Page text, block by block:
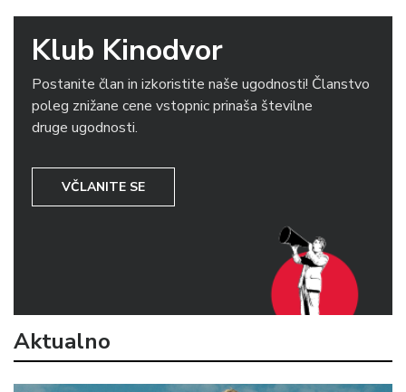
Klub Kinodvor
Postanite član in izkoristite naše ugodnosti! Članstvo
poleg znižane cene vstopnic prinaša številne
druge ugodnosti.
VČLANITE SE
Aktualno